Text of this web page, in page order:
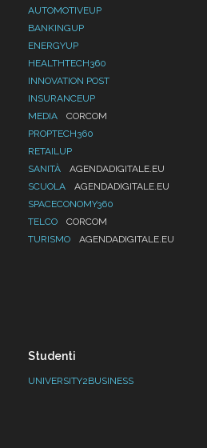
AUTOMOTIVEUP
BANKINGUP
ENERGYUP
HEALTHTECH360
INNOVATION POST
INSURANCEUP
MEDIA
CORCOM
PROPTECH360
RETAILUP
SANITÀ
AGENDADIGITALE.EU
SCUOLA
AGENDADIGITALE.EU
SPACECONOMY360
TELCO
CORCOM
TURISMO
AGENDADIGITALE.EU
Studenti
UNIVERSITY2BUSINESS